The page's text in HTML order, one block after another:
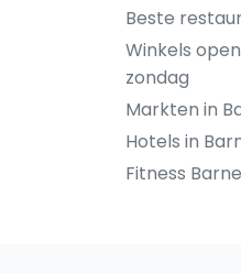
Beste
Winkels
zondag
Markten in
Hotels in
Fitness